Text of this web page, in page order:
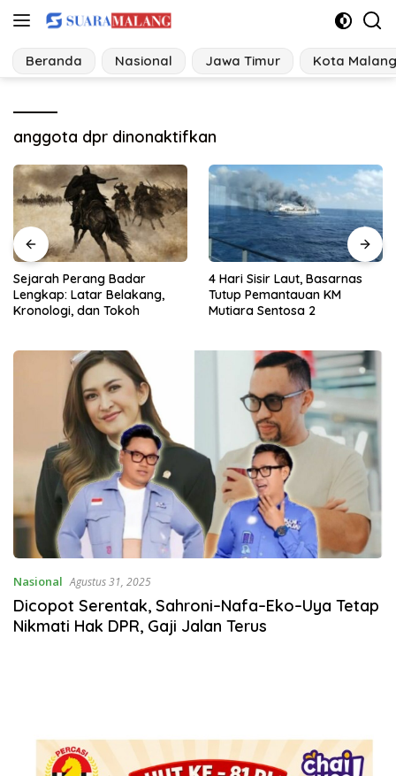
Langsung
konten
Beranda Nasional Jawa Timur Kota Malang
anggota dpr dinonaktifkan
4 Hari Sisir Laut, Basarnas
Tutup Pemantauan KM
Mutiara Sentosa 2
Data Lengkap 21 Tersangka
dalam 3 Klaster Perkara
Hibah Pokir DPRD Jawa
Nasional Agustus 31, 2025
Dicopot Serentak, Sahroni–Nafa–Eko–Uya Tetap
Nikmati Hak DPR, Gaji Jalan Terus